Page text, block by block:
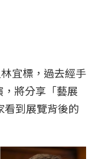
宜標，過去經手
將分享「藝展
到展覽背後的